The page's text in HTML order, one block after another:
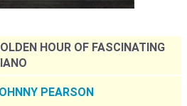
HOUR OF FASCINATING
PEARSON